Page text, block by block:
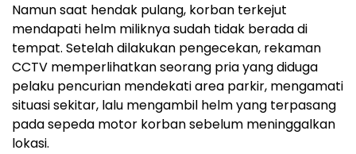
Namun saat hendak pulang, korban terkejut
mendapati helm miliknya sudah tidak berada di
tempat. Setelah dilakukan pengecekan, rekaman
CCTV memperlihatkan seorang pria yang diduga
pelaku pencurian mendekati area parkir, mengamati
situasi sekitar, lalu mengambil helm yang terpasang
pada sepeda motor korban sebelum meninggalkan
lokasi.